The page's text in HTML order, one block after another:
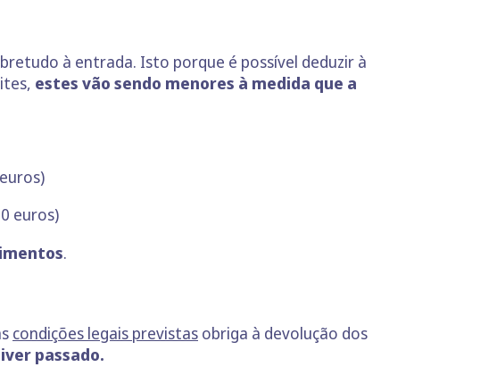
à entrada. Isto porque é possível deduzir à
estes vão sendo menores à medida que a
euros)
.
condições legais previstas obriga à devolução dos
passado.